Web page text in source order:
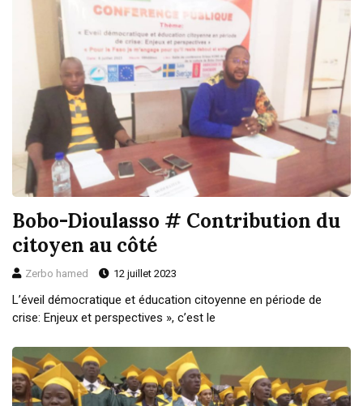
Bobo-Dioulasso # Contribution du
citoyen au côté
Zerbo hamed 12 juillet 2023
L’éveil démocratique et éducation citoyenne en période de
crise: Enjeux et perspectives », c’est le